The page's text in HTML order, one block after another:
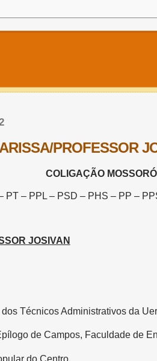
PROFESSOR
COLIGAÇÃO
PT – PPL – PSD – PHS – PP –
JOSIVAN
Técnicos Administrativos da
de Campos, Faculdade de
do Centro.